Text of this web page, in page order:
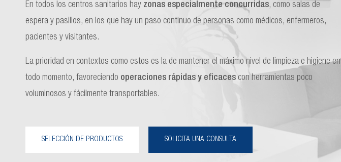
En todos los centros sanitarios hay zonas especialmente concurridas, como salas de
espera y pasillos, en los que hay un paso continuo de personas como médicos, enfermeros,
pacientes y visitantes.
La prioridad en contextos como estos es la de mantener el máximo nivel de limpieza e higiene en
todo momento, favoreciendo operaciones rápidas y eficaces con herramientas poco
voluminosos y fácilmente transportables.
SELECCIÓN DE PRODUCTOS SOLICITA UNA CONSULTA